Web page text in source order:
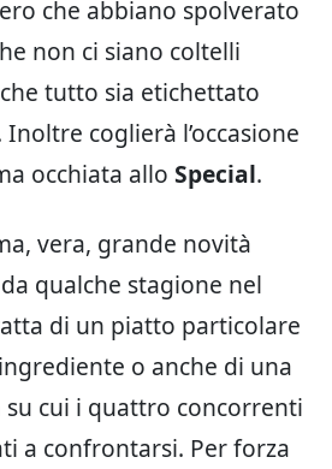
che abbiano spolverato
non ci siano coltelli
tutto sia etichettato
coglierà l’occasione
occhiata allo Special.
vera, grande novità
qualche stagione nel
di un piatto particolare
o anche di una
cui i quattro concorrenti
a confrontarsi. Per forza